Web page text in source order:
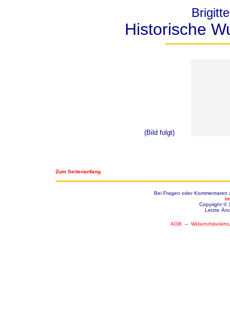
Historische
(Bild folgt)
Zum Seitenanfang
Bei Fragen oder
Copyright ©
Letzte
AGB –